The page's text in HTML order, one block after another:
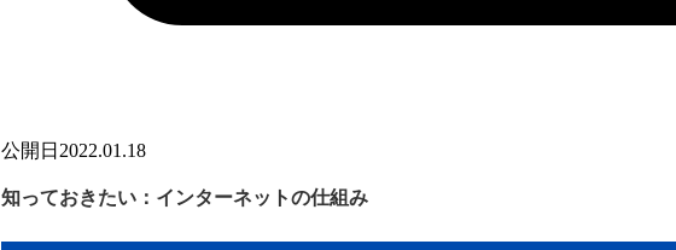
公開日 2022.01.18
知っておきたい：インターネットの仕組み